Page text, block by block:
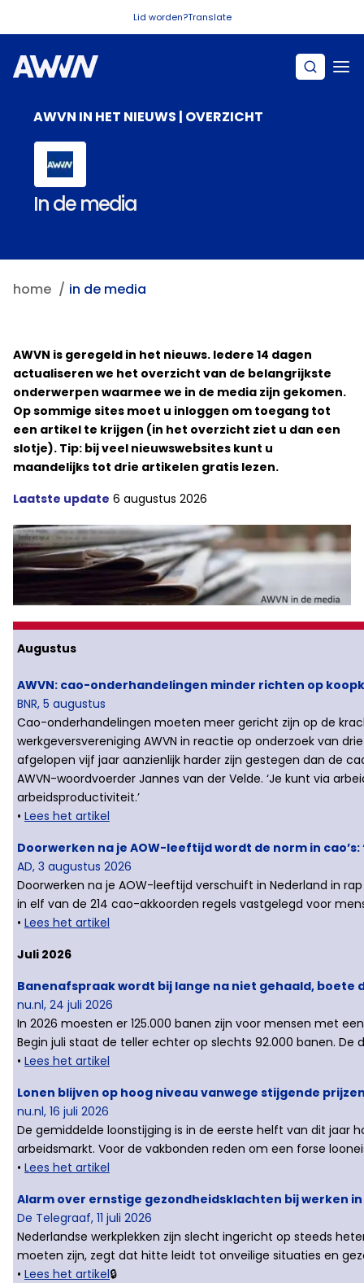
Lid worden?Translate
AWVN IN HET NIEUWS | OVERZICHT
In de media
home in de media
AWVN is geregeld in het nieuws. Iedere 14 dagen
actualiseren we het overzicht van de belangrijkste
onderwerpen waarmee we in de media zijn gekomen.
Op sommige sites moet u inloggen om toegang tot
een artikel te krijgen (in het overzicht ziet u dan een
slotje). Tip: bij veel nieuwswebsites kunt u
maandelijks tot drie artikelen gratis lezen.
Laatste update 6 augustus 2026
Augustus
AWVN: cao-onderhandelingen minder richten op
BNR, 5 augustus
Cao-onderhandelingen moeten meer gericht zijn op de
werkgeversvereniging AWVN in reactie op onderzoek van
afgelopen vijf jaar aanzienlijk harder zijn gestegen dan de
AWVN-woordvoerder Jannes van der Velde. ‘Je kunt via
arbeidsproductiviteit.’
• Lees het artikel
Doorwerken na je AOW-leeftijd wordt de norm in cao’s:
AD, 3 augustus 2026
Doorwerken na je AOW-leeftijd verschuift in Nederland in
in elf van de 214 cao-akkoorden regels vastgelegd voor
• Lees het artikel
Juli 2026
Banenafspraak wordt bij lange na niet gehaald, boete
nu.nl, 24 juli 2026
In 2026 moesten er 125.000 banen zijn voor mensen met
Begin juli staat de teller echter op slechts 92.000 banen.
• Lees het artikel
Lonen blijven op hoog niveau vanwege stijgende
nu.nl, 16 juli 2026
De gemiddelde loonstijging is in de eerste helft van dit
arbeidsmarkt. Voor de vakbonden reden om een forse
• Lees het artikel
Alarm over ernstige gezondheidsklachten bij werken
De Telegraaf, 11 juli 2026
Nederlandse werkplekken zijn slecht ingericht op steeds
moeten zijn, zegt dat hitte leidt tot onveilige situaties en
• Lees het artikel🔒